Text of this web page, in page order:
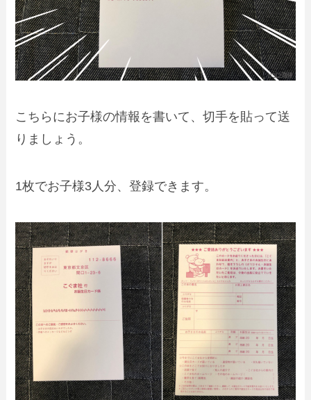
こちらにお子様の情報を書いて、切手を貼って送
りましょう。
1枚でお子様3人分、登録できます。